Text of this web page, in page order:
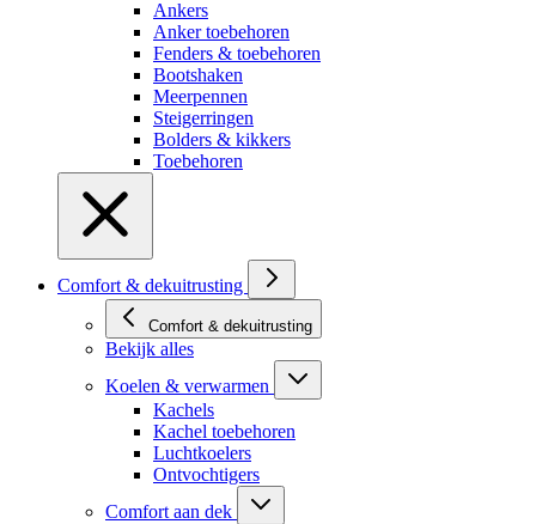
Ankers
Anker toebehoren
Fenders & toebehoren
Bootshaken
Meerpennen
Steigerringen
Bolders & kikkers
Toebehoren
Comfort & dekuitrusting
Comfort & dekuitrusting
Bekijk alles
Koelen & verwarmen
Kachels
Kachel toebehoren
Luchtkoelers
Ontvochtigers
Comfort aan dek